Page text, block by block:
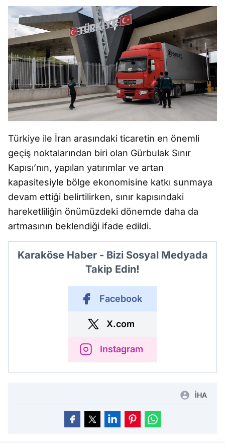
Türkiye ile İran arasındaki ticaretin en önemli
geçiş noktalarından biri olan Gürbulak Sınır
Kapısı’nın, yapılan yatırımlar ve artan
kapasitesiyle bölge ekonomisine katkı sunmaya
devam ettiği belirtilirken, sınır kapısındaki
hareketliliğin önümüzdeki dönemde daha da
artmasının beklendiği ifade edildi.
Karaköse Haber - Bizi Sosyal Medyada
Takip Edin!
Facebook
X.com
Instagram
İHA